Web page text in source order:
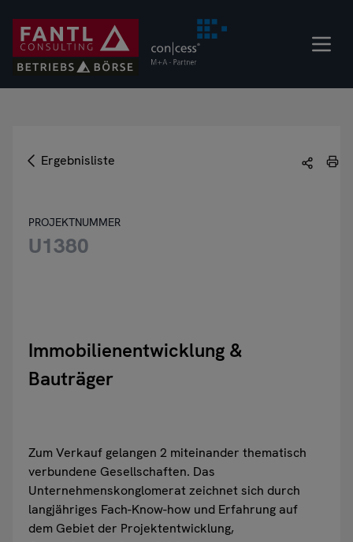
zum
Inhalt
Ergebnisliste
PROJEKTNUMMER
U1380
Immobilienentwicklung &
Bauträger
Zum Verkauf gelangen 2 miteinander thematisch
verbundene Gesellschaften. Das
Unternehmenskonglomerat zeichnet sich durch
langjähriges Fach-Know-how und Erfahrung auf
dem Gebiet der Projektentwicklung,